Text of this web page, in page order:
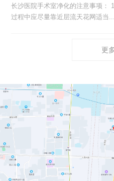
长沙医院手术室净化的注意事项：
过程中应尽量靠近层流天花网适当...
更